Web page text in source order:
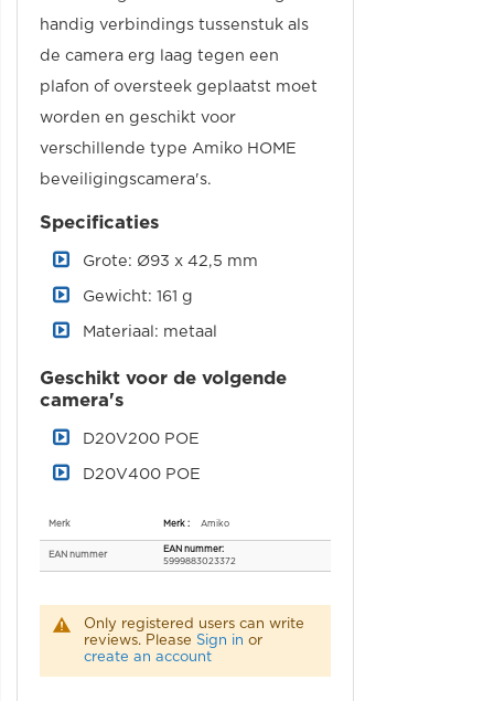
handig verbindings tussenstuk als
de camera erg laag tegen een
plafon of oversteek geplaatst moet
worden en geschikt voor
verschillende type Amiko HOME
beveiligingscamera's.
Specificaties
Grote: Ø93 x 42,5 mm
Gewicht: 161 g
Materiaal: metaal
Geschikt voor de volgende
camera's
D20V200 POE
D20V400 POE
Merk
Amiko
EAN nummer
5999883023372
Only registered users can write
reviews. Please Sign in or
create an account